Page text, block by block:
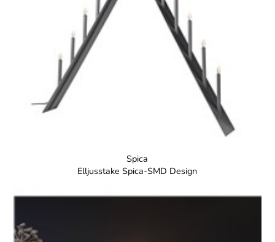
Spica
Elljusstake Spica-SMD Design